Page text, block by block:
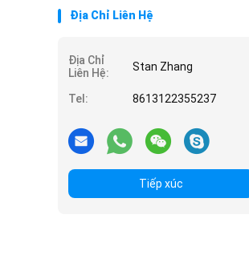
Địa Chỉ Liên Hệ
Địa Chỉ
Liên Hệ:
Stan Zhang
Tel: 8613122355237
Tiếp xúc